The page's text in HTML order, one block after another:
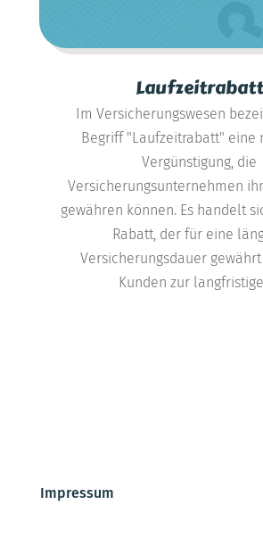
Laufzeitrabatt
Im Versicherungswesen
Begriff "Laufzeitrabatt" eine
Vergünstigung, die
Versicherungsunternehmen
gewähren können. Es handelt
Rabatt, der für eine
Versicherungsdauer
Kunden zur
Impressum